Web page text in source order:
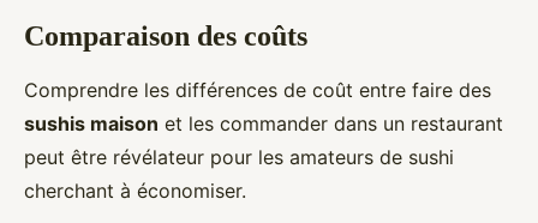
Comparaison des coûts
Comprendre les différences de coût entre faire des
sushis maison et les commander dans un restaurant
peut être révélateur pour les amateurs de sushi
cherchant à économiser.